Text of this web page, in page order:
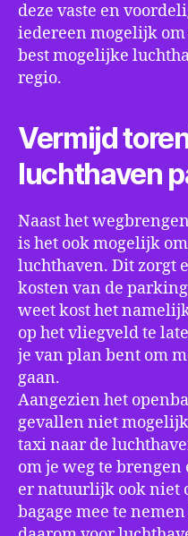
deze vaste en
iedereen mogelijk
best mogelijke
regio.
Vermijd
luchthaven
Naast het
is het ook mogelijk
luchthaven. Dit zorgt
kosten van de
weet kost het
op het vliegveld te
je van plan bent om
gaan.
Aangezien het
gevallen niet
taxi naar de
om je weg te brengen
er natuurlijk ook niet
bagage mee te